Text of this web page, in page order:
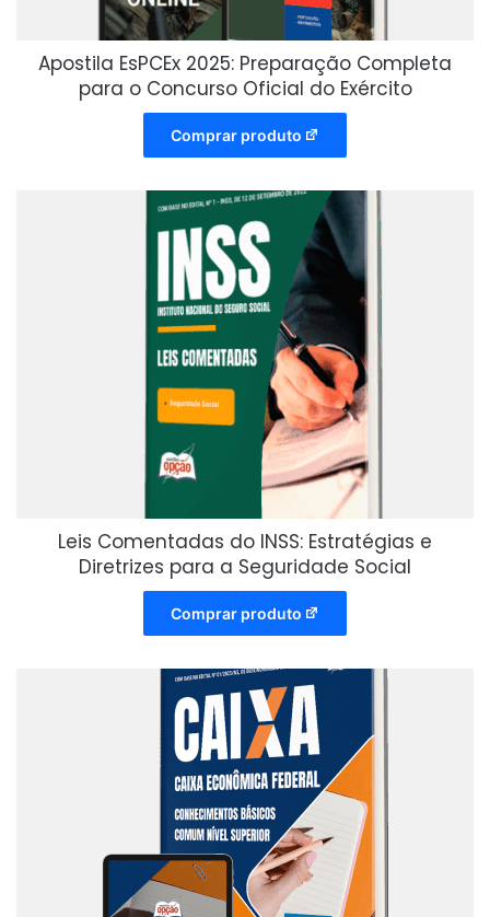
Apostila EsPCEx 2025: Preparação Completa
para o Concurso Oficial do Exército
Comprar produto
Leis Comentadas do INSS: Estratégias e
Diretrizes para a Seguridade Social
Comprar produto